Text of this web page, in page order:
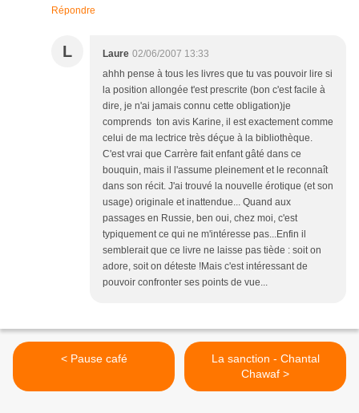
Répondre
L Laure 02/06/2007 13:33
ahhh pense à tous les livres que tu vas pouvoir lire si
la position allongée t'est prescrite (bon c'est facile à
dire, je n'ai jamais connu cette obligation)je
comprends ton avis Karine, il est exactement comme
celui de ma lectrice très déçue à la bibliothèque.
C'est vrai que Carrère fait enfant gâté dans ce
bouquin, mais il l'assume pleinement et le reconnaît
dans son récit. J'ai trouvé la nouvelle érotique (et son
usage) originale et inattendue... Quand aux
passages en Russie, ben oui, chez moi, c'est
typiquement ce qui ne m'intéresse pas...Enfin il
semblerait que ce livre ne laisse pas tiède : soit on
adore, soit on déteste !Mais c'est intéressant de
pouvoir confronter ses points de vue...
< Pause café
La sanction - Chantal
Chawaf >